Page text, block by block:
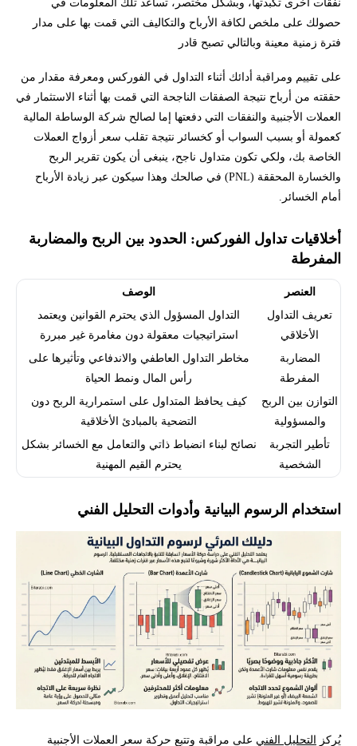
حصولك على ملخص لكافة الأرباح والتكاليف التي قمت بها على مدار
فترة زمنية معينة وبالتالي تصبح قادر
على تقييم ومراقبة أدائك أثناء التداول في الفوركس ومعرفة مقدار من
حققته من أرباح نتيجة الصفقات الناجحة التي قمت بها أثناء الاستثمار في
العملات الأجنبية والنفقات التي دفعتها إما لصالح شركة الوساطة المالية
كعمولة أو بسبب السواب أو كخسائر نتيجة تقلب سعر أزواج العملات
الخاصة بك، ولكي تكون متداول ناجح، ينبغى أن يكون تقرير الربح
والخسارة المحققة (PNL) في صالحك وهذا سيكون عبر زيادة الأرباح
أمام الخسائر.
أخلاقيات تداول الفوركس: الحدود بين الربح والمضاربة
المفرطة
العنصر
الوصف
تعريف التداول
الأخلاقي
التداول المسؤول الذي يحترم القوانين ويعتمد
استراتيجيات معقولة دون مغامرة غير مبررة
المضاربة
المفرطة
مخاطر التداول العاطفي والاندفاعي وتأثيرها على
رأس المال ونمط الحياة
التوازن بين الربح
والمسؤولية
كيف يحافظ المتداول على استمرارية الربح دون
التضحية بالمبادئ الأخلاقية
تأطير التجربة
الشخصية
نصائح لبناء انضباط ذاتي والتعامل مع الخسائر بشكل
يحترم القيم المهنية
استخدام الرسوم البيانية وأدوات التحليل الفني
يُركز التحليل الفني على مراقبة وتتبع حركة سعر العملات الأجنبية